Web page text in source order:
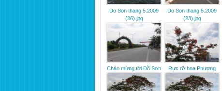
Do Son thang 5.2009
(26).jpg
Do Son thang 5.2009
(23).jpg
Chào mừng tới Đồ Sơn Rực rỡ hoa Phượng